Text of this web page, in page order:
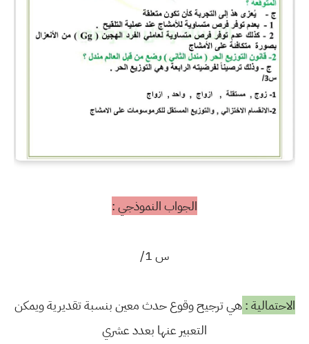
الجواب النموذجي :
س 1/
الاحتمالية :هي ترجيح وقوع حدث معين بنسبة تقديرية ويمكن
التعبير عنها بعدد عشري